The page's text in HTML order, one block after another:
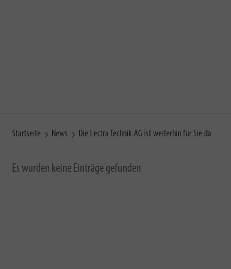
Startseite News Die Lectra Technik AG ist weiterhin für Sie da
Es wurden keine Einträge gefunden